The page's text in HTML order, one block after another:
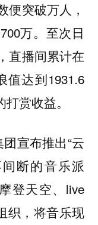
便突破万人，
万。至次日
直播间累计在
值达到1931.6
赏收益。
宣布推出“云
断的音乐派
登天空、live
织，将音乐现